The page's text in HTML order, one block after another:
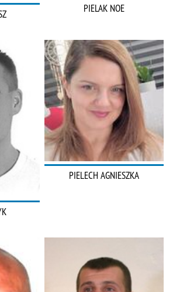
PIELAK NOE
PIELECH AGNIESZKA